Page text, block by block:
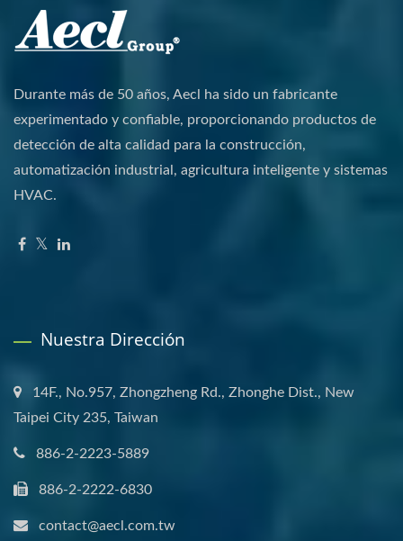
Durante más de 50 años, Aecl ha sido un fabricante
experimentado y confiable, proporcionando productos de
detección de alta calidad para la construcción,
automatización industrial, agricultura inteligente y sistemas
HVAC.
Nuestra Dirección
14F., No.957, Zhongzheng Rd., Zhonghe Dist., New
Taipei City 235, Taiwan
886-2-2223-5889
886-2-2222-6830
contact@aecl.com.tw